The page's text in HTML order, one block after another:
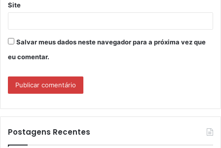
Site
Salvar meus dados neste navegador para a próxima vez que
eu comentar.
Postagens Recentes